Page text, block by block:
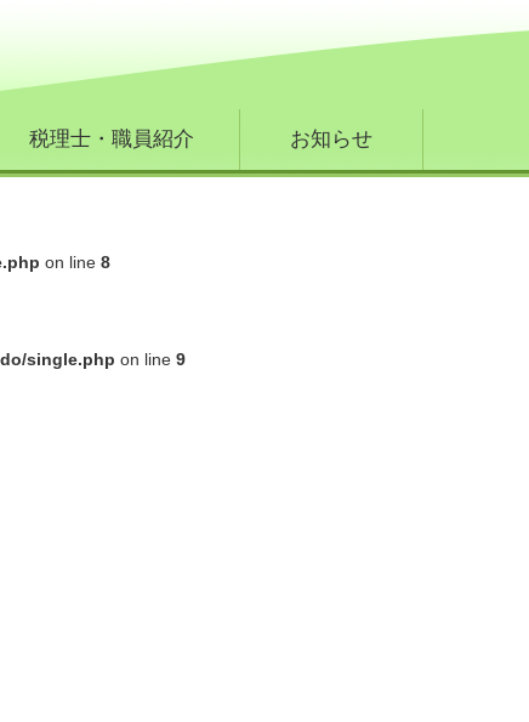
税理士・職員紹介 お知らせ
on line 8
single.php on line 9